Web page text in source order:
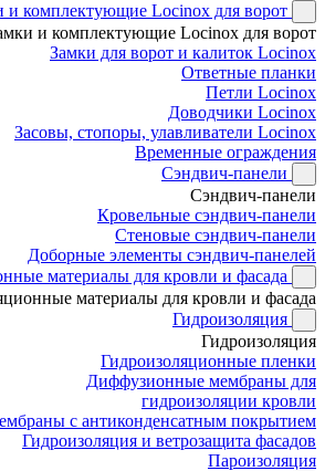
и комплектующие Locinox для ворот
и комплектующие Locinox для ворот
Замки для ворот и калиток Locinox
Ответные планки
Петли Locinox
Доводчики Locinox
Засовы, стопоры, улавливатели Locinox
Временные ограждения
Сэндвич-панели
Сэндвич-панели
Кровельные сэндвич-панели
Стеновые сэндвич-панели
Доборные элементы сэндвич-панелей
материалы для кровли и фасада
материалы для кровли и фасада
Гидроизоляция
Гидроизоляция
Гидроизоляционные пленки
Диффузионные мембраны для
гидроизоляции кровли
с антиконденсатным покрытием
Гидроизоляция и ветрозащита фасадов
Пароизоляция